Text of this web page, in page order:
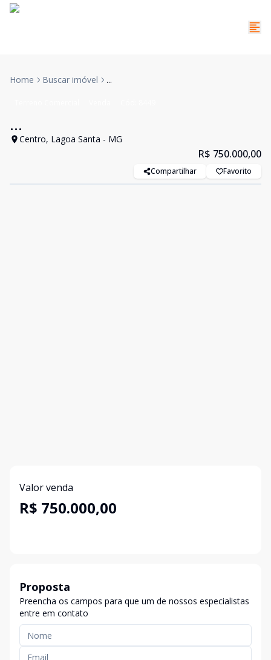
Home Buscar imóvel ...
...
Centro, Lagoa Santa - MG
R$ 750.000,00
Compartilhar Favorito
Valor venda
R$ 750.000,00
Proposta
Preencha os campos para que um de nossos especialistas
entre em contato